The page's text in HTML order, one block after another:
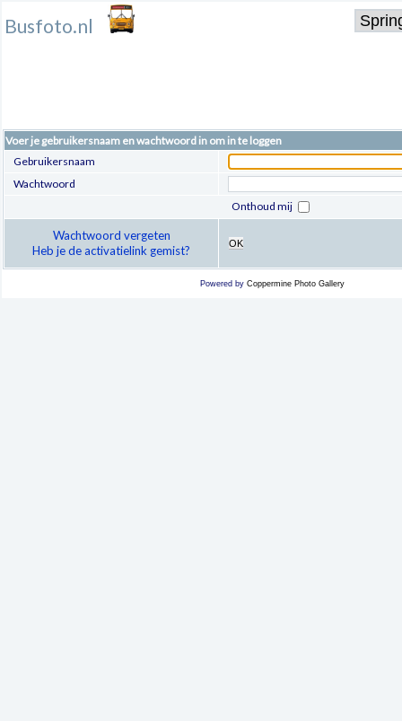
Busfoto.nl
Voer je gebruikersnaam en wachtwoord in om in te loggen
Gebruikersnaam
Wachtwoord
Onthoud mij
Wachtwoord vergeten
Heb je de activatielink gemist?
OK
Powered by Coppermine Photo Gallery